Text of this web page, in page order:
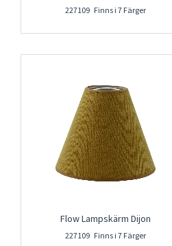
227109 Finns i 7 Färger
Flow Lampskärm Dijon
227109 Finns i 7 Färger